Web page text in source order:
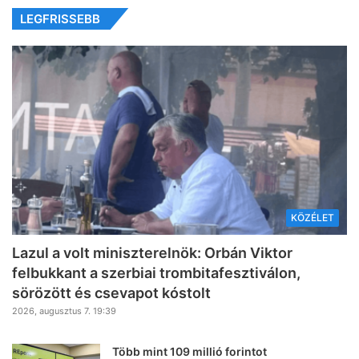
LEGFRISSEBB
KÖZÉLET
Lazul a volt miniszterelnök: Orbán Viktor
felbukkant a szerbiai trombitafesztiválon,
sörözött és csevapot kóstolt
2026, augusztus 7. 19:39
Több mint 109 millió forintot